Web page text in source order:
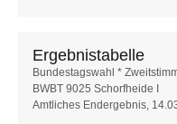
Ergebnistabelle
Ergebnistabelle
Bundestagswahl *
BWBT 9025 Schorfheide I
Amtliches Endergebnis,